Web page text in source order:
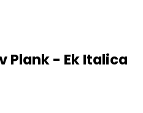
Plank - Ek Italica